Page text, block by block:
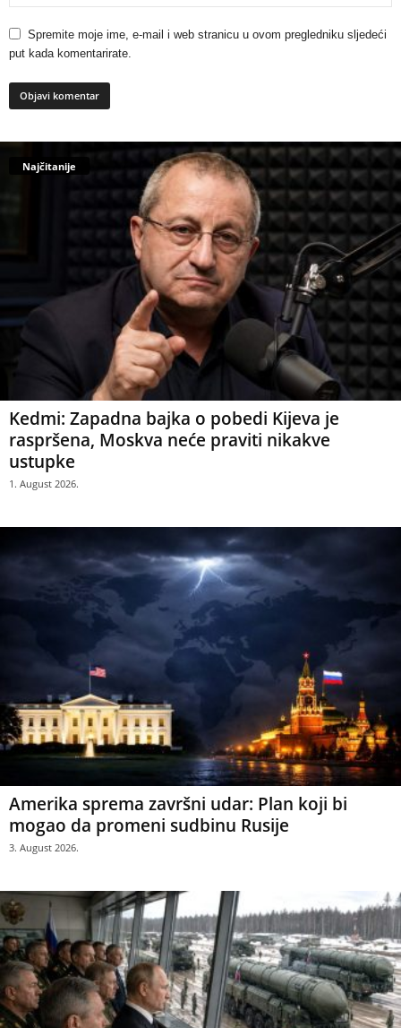
Spremite moje ime, e-mail i web stranicu u ovom pregledniku sljedeći
put kada komentarirate.
Najčitanije
Kedmi: Zapadna bajka o pobedi Kijeva je
raspršena, Moskva neće praviti nikakve
ustupke
1. August 2026.
Amerika sprema završni udar: Plan koji bi
mogao da promeni sudbinu Rusije
3. August 2026.